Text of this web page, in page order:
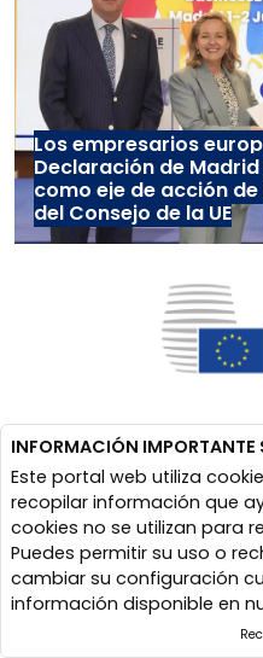
Los empresarios
Declaración de
como eje de acción
del Consejo de la UE
INFORMACIÓN IMPORTANTE
Este portal web utiliza
recopilar información que
cookies no se utilizan para
Puedes permitir su uso o
cambiar su configuración
información disponible en